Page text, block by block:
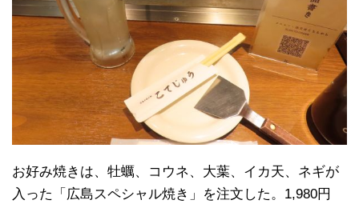
お好み焼きは、牡蠣、コウネ、大葉、イカ天、ネギが
入った「広島スペシャル焼き」を注文した。1,980円